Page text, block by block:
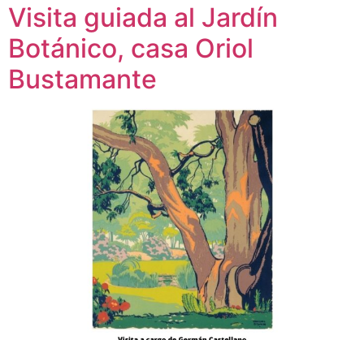
Visita guiada al Jardín
Botánico, casa Oriol
Bustamante